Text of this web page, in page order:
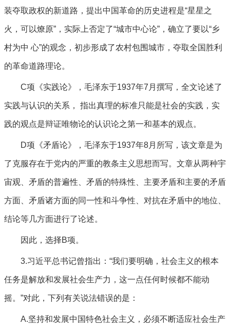
装夺取政权的新道路，提出中国革命的历史进程是“星星之
火，可以燎原”，实际上否定了“城市中心论”，确立了要以“乡
村为中 心”的观念，初步形成了农村包围城市，夺取全国胜利
的革命道路理论。
C项《实践论》，毛泽东于1937年7月撰写，全文论述了
实践与认识的关系， 指出真理的标准只能是社会的实践，实
践的观点是辩证唯物论的认识论之第一和基本的观点。
D项《矛盾论》，毛泽东于1937年8月所写，该文章是为
了克服存在于党内的严重的教条主义思想而写。文章从两种宇
宙观、矛盾的普遍性、矛盾的特殊性、主要矛盾和主要的矛盾
方面、矛盾诸方面的同一性和斗争性、对抗在矛盾中的地位、
结论等几方面进行了论述。
因此，选择B项。
3.习近平总书记曾指出：“我们要明确，社会主义的根本
任务是解放和发展社会生产力，这一点任何时候都不能动
摇。”对此，下列有关说法错误的是：
A.坚持和发展中国特色社会主义，必须不断适应社会生产